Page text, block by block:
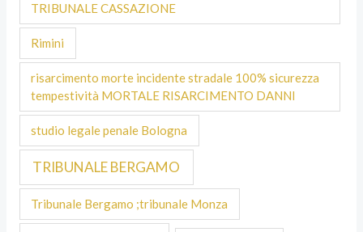
TRIBUNALE CASSAZIONE
Rimini
risarcimento morte incidente stradale 100% sicurezza
tempestività MORTALE RISARCIMENTO DANNI
studio legale penale Bologna
TRIBUNALE BERGAMO
Tribunale Bergamo ;tribunale Monza